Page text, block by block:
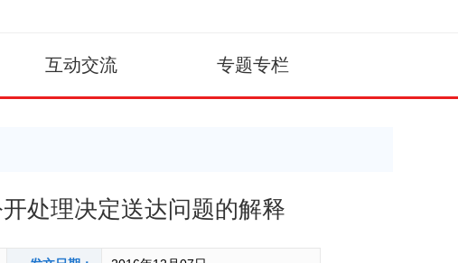
互动交流 专题专栏
处理决定送达问题的解释